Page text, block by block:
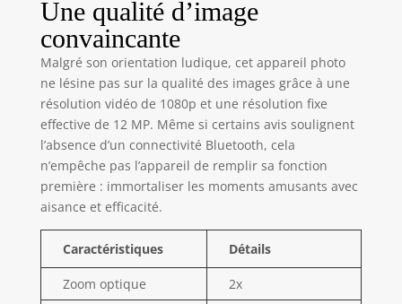
d'enregistrement
vidéo HD 1080P et
résolution de 48
Mp, offre une
qualité d'image
exceptionnelle. Il
prend non
seulement des
photos claires et
d'enregistrer leur
enfance. En outre,
Une qualité d’image
convaincante
Malgré son orientation ludique, cet appareil photo
ne lésine pas sur la qualité des images grâce à une
résolution vidéo de 1080p et une résolution fixe
effective de 12 MP. Même si certains avis soulignent
l’absence d’un connectivité Bluetooth, cela
n’empêche pas l’appareil de remplir sa fonction
première : immortaliser les moments amusants avec
aisance et efficacité.
Caractéristiques Détails
Zoom optique
2x